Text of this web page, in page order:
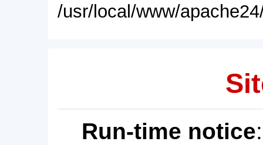
/usr/local/www/
Run-time notice